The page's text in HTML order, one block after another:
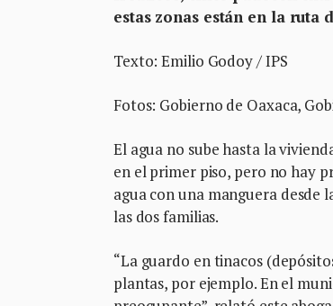
estas zonas están en la
Texto: Emilio Godoy / IPS
Fotos: Gobierno de Oaxaca,
El agua no sube hasta la
en el primer piso, pero no hay
agua con una manguera desde
las dos familias.
“La guardo en tinacos
plantas, por ejemplo. En el